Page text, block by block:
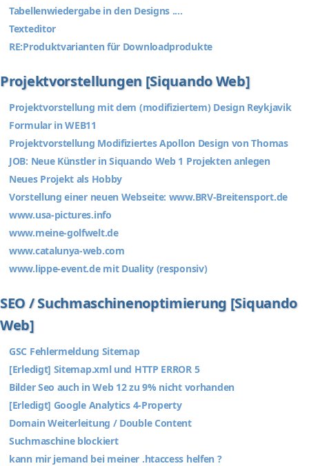
Tabellenwiedergabe in den Designs ....
Texteditor
RE:Produktvarianten für Downloadprodukte
Projektvorstellungen [Siquando Web]
Projektvorstellung mit dem (modifiziertem) Design Reykjavik
Formular in WEB11
Projektvorstellung Modifiziertes Apollon Design von Thomas
JOB: Neue Künstler in Siquando Web 1 Projekten anlegen
Neues Projekt als Hobby
Vorstellung einer neuen Webseite: www.BRV-Breitensport.de
www.usa-pictures.info
www.meine-golfwelt.de
www.catalunya-web.com
www.lippe-event.de mit Duality (responsiv)
SEO / Suchmaschinenoptimierung [Siquando
Web]
GSC Fehlermeldung Sitemap
[Erledigt] Sitemap.xml und HTTP ERROR 5
Bilder Seo auch in Web 12 zu 9% nicht vorhanden
[Erledigt] Google Analytics 4-Property
Domain Weiterleitung / Double Content
Suchmaschine blockiert
kann mir jemand bei meiner .htaccess helfen ?